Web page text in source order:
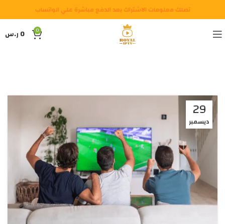
تصلك معلومات الاشتراك بعد الدفع مباشرة علي الواتساب
0
0 ر.س
29
ديسمبر